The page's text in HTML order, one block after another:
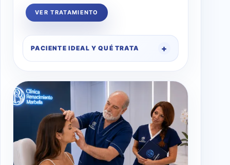
VER TRATAMIENTO
PACIENTE IDEAL Y QUÉ TRATA